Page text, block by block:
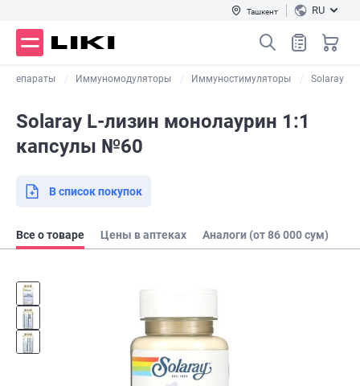
Ташкент RU
препараты Иммуномодуляторы Иммуностимуляторы Solaray
Solaray L-лизин монолаурин 1:1
капсулы №60
В список покупок
Все о товаре Цены в аптеках Аналоги (от 86 000 сум)